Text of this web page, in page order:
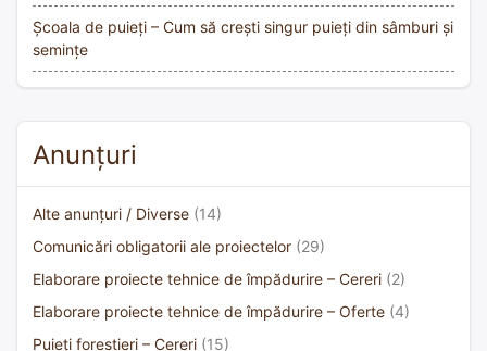
Școala de puieți – Cum să crești singur puieți din sâmburi și
semințe
Anunțuri
Alte anunțuri / Diverse (14)
Comunicări obligatorii ale proiectelor (29)
Elaborare proiecte tehnice de împădurire – Cereri (2)
Elaborare proiecte tehnice de împădurire – Oferte (4)
Puieți forestieri – Cereri (15)